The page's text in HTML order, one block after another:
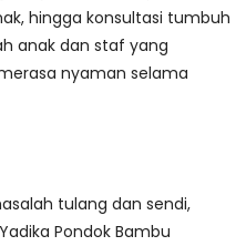
hingga konsultasi tumbuh
anak dan staf yang
nyaman selama
tulang dan sendi,
Pondok Bambu